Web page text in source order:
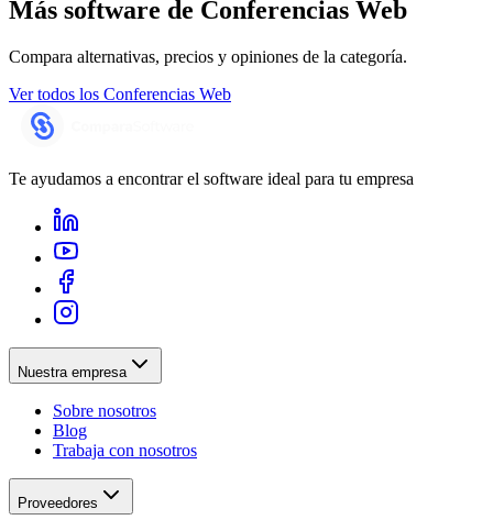
Más software de Conferencias Web
Compara alternativas, precios y opiniones de la categoría.
Ver todos los Conferencias Web
Te ayudamos a encontrar el software ideal para tu empresa
Nuestra empresa
Sobre nosotros
Blog
Trabaja con nosotros
Proveedores